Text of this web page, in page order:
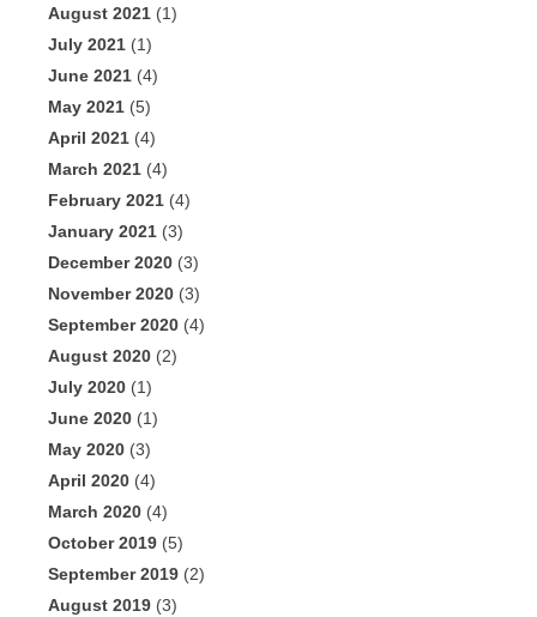
August 2021 (1)
July 2021 (1)
June 2021 (4)
May 2021 (5)
April 2021 (4)
March 2021 (4)
February 2021 (4)
January 2021 (3)
December 2020 (3)
November 2020 (3)
September 2020 (4)
August 2020 (2)
July 2020 (1)
June 2020 (1)
May 2020 (3)
April 2020 (4)
March 2020 (4)
October 2019 (5)
September 2019 (2)
August 2019 (3)